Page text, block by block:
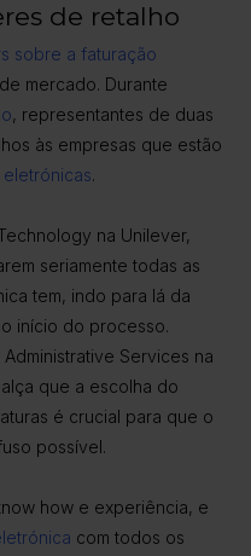
de retalho
sobre a faturação
mercado. Durante
, representantes de duas
às empresas que estão
.
na Unilever,
seriamente todas as
tem, indo para lá da
início do processo.
Services na
que a escolha do
é crucial para que o
possível.
how e experiência, e
com todos os